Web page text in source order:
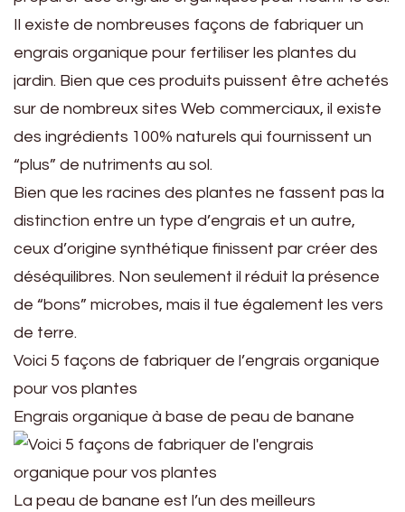
Il existe de nombreuses façons de fabriquer un
engrais organique pour fertiliser les plantes du
jardin. Bien que ces produits puissent être achetés
sur de nombreux sites Web commerciaux, il existe
des ingrédients 100% naturels qui fournissent un
“plus” de nutriments au sol.
Bien que les racines des plantes ne fassent pas la
distinction entre un type d’engrais et un autre,
ceux d’origine synthétique finissent par créer des
déséquilibres. Non seulement il réduit la présence
de “bons” microbes, mais il tue également les vers
de terre.
Voici 5 façons de fabriquer de l’engrais organique
pour vos plantes
Engrais organique à base de peau de banane
La peau de banane est l’un des meilleurs